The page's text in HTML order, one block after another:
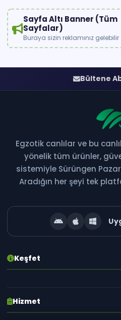
Sayfa Altı Banner (Tüm
Sayfalar)
Buraya sizin reklamınız gelebilir
Bültene
Bültene
Yeni ilanlar, kampanyalar
E-posta adresiniz gizli tutulur.
Egzotik canlılar ve bu
yönelik tüm ürünler,
sistemiyle Sürüngen
Aradığın her şeyi tek
Keşfet
Hizmet